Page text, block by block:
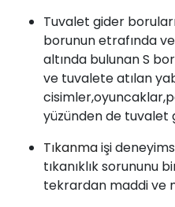
Tuvalet gider
borunun etrafında
altında bulunan S
ve tuvalete atılan
yüzünden de tuvalet
Tıkanmaişi
tıkanıklık sorununu
tekrardan maddi ve